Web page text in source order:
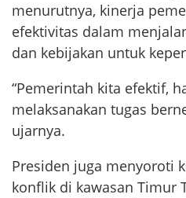
menurutnya, kinerja
efektivitas dalam
dan kebijakan untuk
“Pemerintah kita efektif,
melaksanakan tugas
ujarnya.
Presiden juga menyoroti
konflik di kawasan Timur